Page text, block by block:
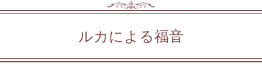
ルカによる福音